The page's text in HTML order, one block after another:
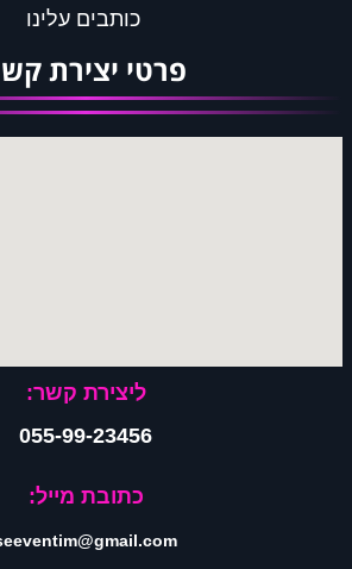
כותבים עלינו
פרטי יצירת
ליצירת קשר:
055-99-23456
כתובת מייל: